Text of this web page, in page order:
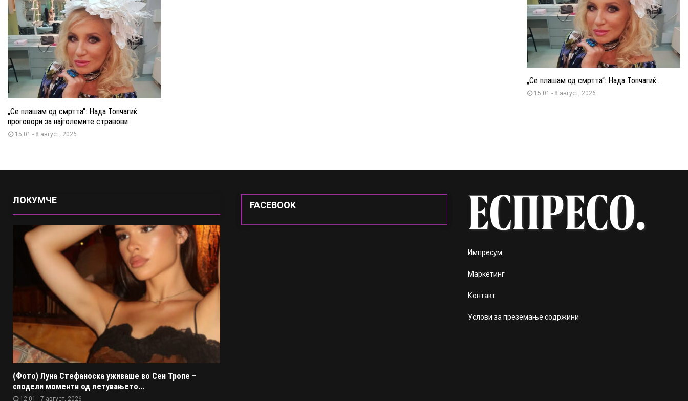
„Се плашам од смртта“: Нада Топчагиќ
проговори за најголемите стравови
15:01 - 8 август, 2026
„Се плашам од смртта“: Нада Топчагиќ...
15:01 - 8 август, 2026
ЛОКУМЧЕ
(Фото) Луна Стефаноска уживаше во Сен Тропе –
сподели моменти од летувањето...
12:01 - 7 август, 2026
FACEBOOK
Импресум
Маркетинг
Контакт
Услови за преземање содржини